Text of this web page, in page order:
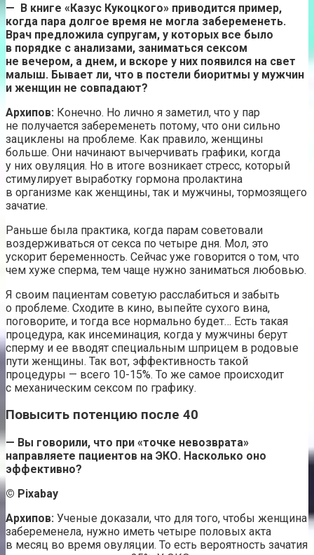
— В книге «Казус Кукоцкого» приводится пример,
когда пара долгое время не могла забеременеть.
Врач предложила супругам, у которых все было
в порядке с анализами, заниматься сексом
не вечером, а днем, и вскоре у них появился на свет
малыш. Бывает ли, что в постели биоритмы у мужчин
и женщин не совпадают?
Архипов: Конечно. Но лично я заметил, что у пар
не получается забеременеть потому, что они сильно
зациклены на проблеме. Как правило, женщины
больше. Они начинают вычерчивать графики, когда
у них овуляция. Но в итоге возникает стресс, который
стимулирует выработку гормона пролактина
в организме как женщины, так и мужчины, тормозящего
зачатие.
Раньше была практика, когда парам советовали
воздерживаться от секса по четыре дня. Мол, это
ускорит беременность. Сейчас уже говорится о том, что
чем хуже сперма, тем чаще нужно заниматься любовью.
Я своим пациентам советую расслабиться и забыть
о проблеме. Сходите в кино, выпейте сухого вина,
поговорите, и тогда все нормально будет… Есть такая
процедура, как инсеминация, когда у мужчины берут
сперму и ее вводят специальным шприцем в родовые
пути женщины. Так вот, эффективность такой
процедуры — всего 10-15%. То же самое происходит
с механическим сексом по графику.
Повысить потенцию после 40
— Вы говорили, что при «точке невозврата»
направляете пациентов на ЭКО. Насколько оно
эффективно?
© Pixabay
Архипов: Ученые доказали, что для того, чтобы женщина
забеременела, нужно иметь четыре половых акта
в месяц во время овуляции. То есть вероятность зачатия